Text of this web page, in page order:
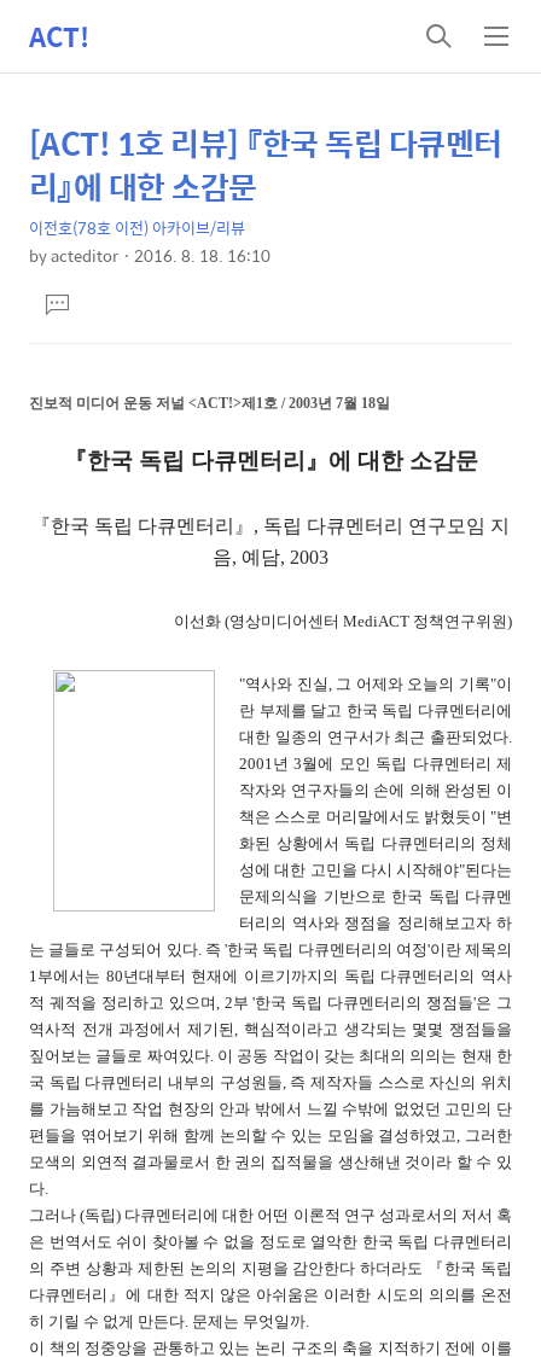
ACT!
검
색
메
뉴
상
세
텐
본
문
제
목
[ACT! 1호 리뷰] 『한국 독립 다큐멘터
리』에 대한 소감문
이전호(78호 이전) 아카이브/리뷰
byacteditor 2016. 8. 18. 16:10
문댓
글
진보적 미디어 운동 저널 <ACT!>제1호 / 2003년 7월 18일
『한국 독립 다큐멘터리』에 대한 소감문
『한국 독립 다큐멘터리』, 독립 다큐멘터리 연구모임 지
음, 예담, 2003
이선화 (영상미디어센터 MediACT 정책연구위원)
"역사와 진실, 그 어제와 오늘의 기록"이
란 부제를 달고 한국 독립 다큐멘터리에
대한 일종의 연구서가 최근 출판되었다.
2001년 3월에 모인 독립 다큐멘터리 제
작자와 연구자들의 손에 의해 완성된 이
책은 스스로 머리말에서도 밝혔듯이 "변
화된 상황에서 독립 다큐멘터리의 정체
성에 대한 고민을 다시 시작해야"된다는
문제의식을 기반으로 한국 독립 다큐멘
터리의 역사와 쟁점을 정리해보고자 하
는 글들로 구성되어 있다. 즉 '한국 독립 다큐멘터리의 여정'이란 제목의
1부에서는 80년대부터 현재에 이르기까지의 독립 다큐멘터리의 역사
적 궤적을 정리하고 있으며, 2부 '한국 독립 다큐멘터리의 쟁점들'은 그
역사적 전개 과정에서 제기된, 핵심적이라고 생각되는 몇몇 쟁점들을
짚어보는 글들로 짜여있다. 이 공동 작업이 갖는 최대의 의의는 현재 한
국 독립 다큐멘터리 내부의 구성원들, 즉 제작자들 스스로 자신의 위치
를 가늠해보고 작업 현장의 안과 밖에서 느낄 수밖에 없었던 고민의 단
편들을 엮어보기 위해 함께 논의할 수 있는 모임을 결성하였고, 그러한
모색의 외연적 결과물로서 한 권의 집적물을 생산해낸 것이라 할 수 있
다.
그러나 (독립) 다큐멘터리에 대한 어떤 이론적 연구 성과로서의 저서 혹
은 번역서도 쉬이 찾아볼 수 없을 정도로 열악한 한국 독립 다큐멘터리
의 주변 상황과 제한된 논의의 지평을 감안한다 하더라도 『한국 독립
다큐멘터리』에 대한 적지 않은 아쉬움은 이러한 시도의 의의를 온전
히 기릴 수 없게 만든다. 문제는 무엇일까.
이 책의 정중앙을 관통하고 있는 논리 구조의 축을 지적하기 전에 이를